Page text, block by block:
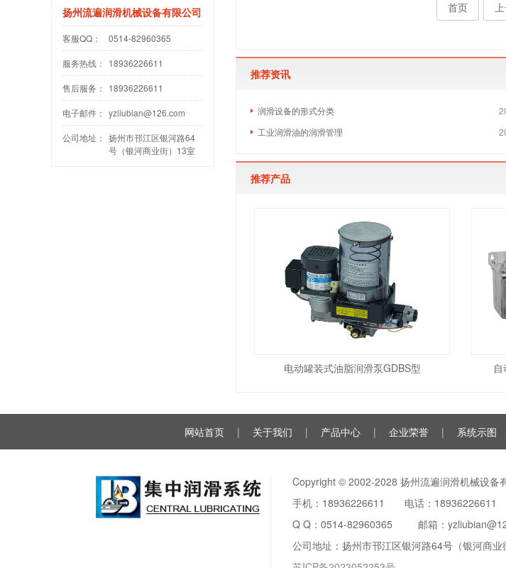
首页
推荐资讯
润滑设备的形式分类
工业润滑油的润滑管理
推荐产品
电动罐装式油脂润滑泵GDBS型
扬州流遍润滑机械设备有限公司
客服QQ： 0514-82960365
服务热线： 18936226611
售后服务： 18936226611
电子邮件： yzliubian@126.com
公司地址： 扬州市邗江区银河路64
号（银河商业街）13室
网站首页 | 关于我们 | 产品中心 | 企业荣誉 | 系统示图
Copyright © 2002-2028 扬州流遍润滑机械设备
手机：18936226611 电话：18936226611
Q Q： 0514-82960365 邮箱：
公司地址：扬州市邗江区银河路64号（银河商业